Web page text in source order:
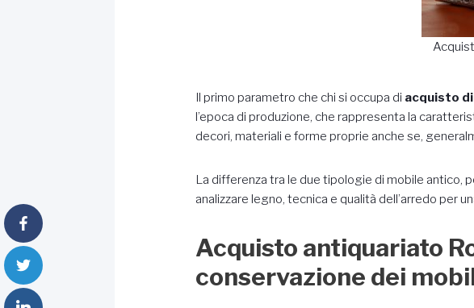
Il primo parametro che chi si occupa di acquisto
l’epoca di produzione, che rappresenta la
decori, materiali e forme proprie anche se,
La differenza tra le due tipologie di mobile antico,
analizzare legno, tecnica e qualità dell’arredo per
Acquisto antiquariato
conservazione dei